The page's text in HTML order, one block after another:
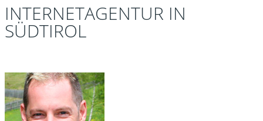
INTERNETAGENTUR IN
SÜDTIROL